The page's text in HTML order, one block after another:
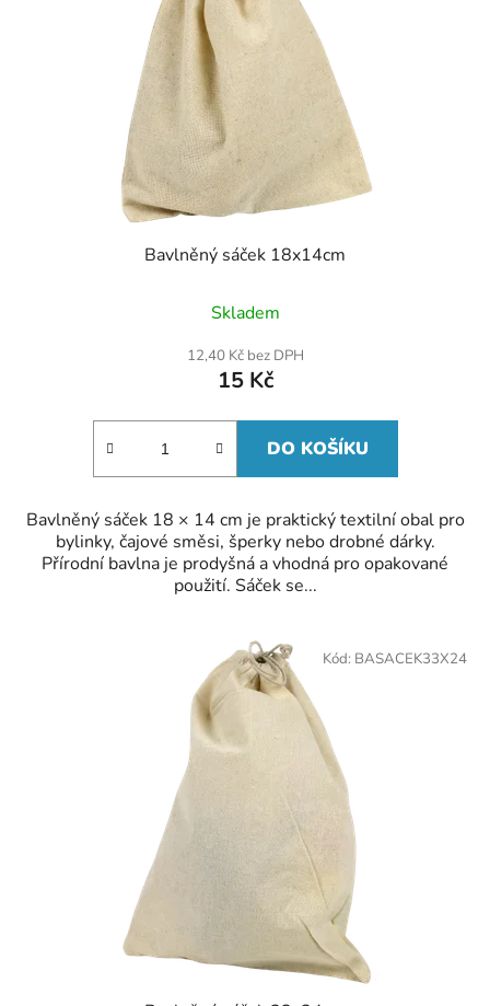
Bavlněný sáček 18x14cm
Skladem
12,40 Kč bez DPH
15 Kč
DO KOŠÍKU
Bavlněný sáček 18 × 14 cm je praktický textilní obal pro
bylinky, čajové směsi, šperky nebo drobné dárky.
Přírodní bavlna je prodyšná a vhodná pro opakované
použití. Sáček se...
Kód: BASACEK33X24